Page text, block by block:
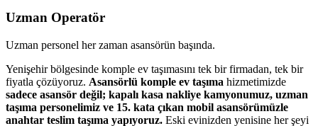
Uzman Operatör
Uzman personel her zaman asansörün başında.
Yenişehir bölgesinde komple ev taşımasını tek bir firmadan, tek bir
fiyatla çözüyoruz. Asansörlü komple ev taşıma hizmetimizde
sadece asansör değil; kapalı kasa nakliye kamyonumuz, uzman
taşıma personelimiz ve 15. kata çıkan mobil asansörümüzle
anahtar teslim taşıma yapıyoruz. Eski evinizden yenisine her şeyi